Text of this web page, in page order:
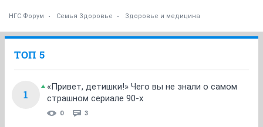
НГС.Форум Семья Здоровье Здоровье и медицина
ТОП 5
1
«Привет, детишки!» Чего вы не знали о самом
страшном сериале 90-х
0 3